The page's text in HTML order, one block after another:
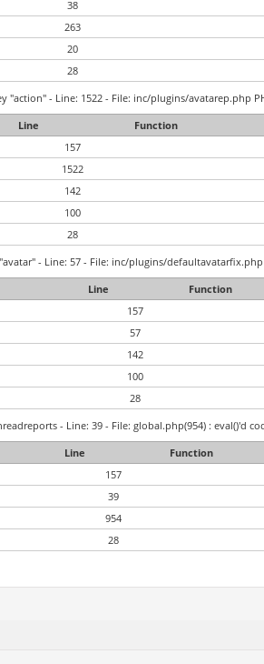
38
263
20
28
"action" - Line: 1522 - File: inc/plugins/avatarep.php
Line
Function
157
1522
142
100
28
- Line: 57 - File: inc/plugins/defaultavatarfix.php
Line
Function
157
57
142
100
28
- Line: 39 - File: global.php(954) : eval()'d
Line
Function
157
39
954
28